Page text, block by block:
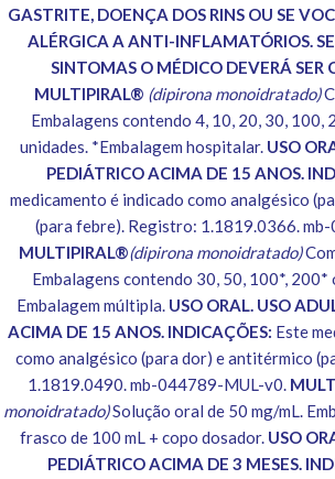
GASTRITE, DOENÇA DOS RINS OU SE
ALÉRGICA A ANTI-INFLAMATÓRIOS. SE
SINTOMAS O MÉDICO DEVERÁ SER
MULTIPIRAL® (dipirona monoidratado)
Embalagens contendo 4, 10, 20, 30, 100,
unidades. *Embalagem hospitalar. USO
PEDIÁTRICO ACIMA DE 15 ANOS.
medicamento é indicado como analgésico
(para febre). Registro: 1.1819.0366.
MULTIPIRAL®(dipirona monoidratado)
Embalagens contendo 30, 50, 100*, 200*
Embalagem múltipla. USO ORAL. USO
ACIMA DE 15 ANOS. INDICAÇÕES: Este
como analgésico (para dor) e antitérmico
1.1819.0490. mb-044789-MUL-v0.
monoidratado)Solução oral de 50 mg/mL.
frasco de 100 mL + copo dosador. USO
PEDIÁTRICO ACIMA DE 3 MESES.